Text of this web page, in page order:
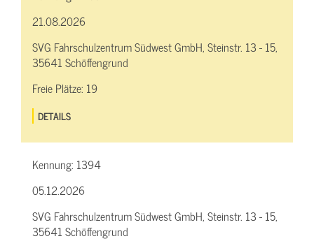
21.08.2026
SVG Fahrschulzentrum Südwest GmbH, Steinstr. 13 - 15,
35641 Schöffengrund
Freie Plätze: 19
DETAILS
Kennung: 1394
05.12.2026
SVG Fahrschulzentrum Südwest GmbH, Steinstr. 13 - 15,
35641 Schöffengrund